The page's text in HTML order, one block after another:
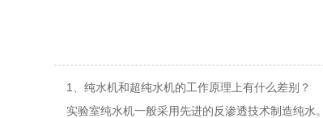
1、纯水机和超纯水机的工作原理上有什么差别？
实验室纯水机一般采用先进的反渗透技术制造纯水。